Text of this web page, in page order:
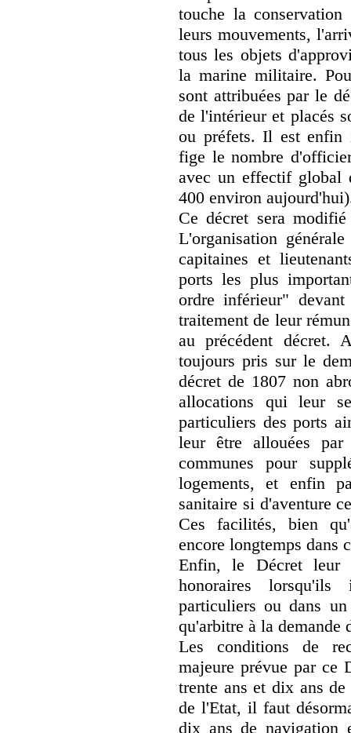
touche la
leurs mouvements,
tous les objets
la marine militaire.
sont attribuées par le
de l'intérieur et placés
ou préfets. Il est enfin
fige le nombre
avec un effectif global
400 environ
Ce décret sera
L'organisation
capitaines et
ports les plus
ordre inférieur"
traitement de leur
au précédent décret.
toujours pris sur le
décret de 1807 non
allocations qui leur
particuliers des ports
leur être allouées
communes pour
logements, et enfin
sanitaire si d'aventure
Ces facilités, bien
encore longtemps dans
Enfin, le Décret leur
honoraires
particuliers ou dans
qu'arbitre à la demande
Les conditions de
majeure prévue par
trente ans et dix ans
de l'Etat, il faut
dix ans de navigation